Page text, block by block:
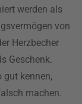
werden als
von
Herzbecher
Geschenk.
gut kennen,
machen.